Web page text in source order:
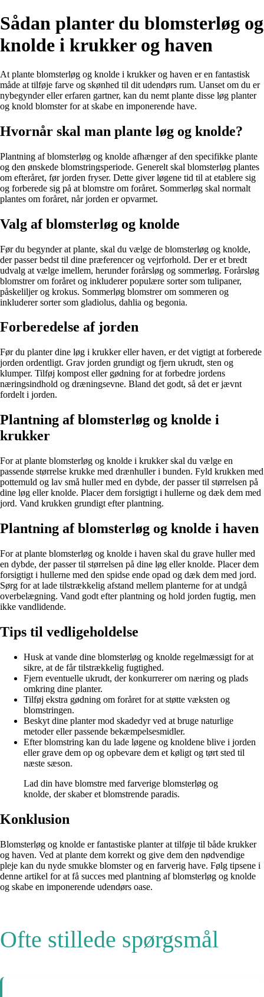
Sådan planter du blomsterløg og
knolde i krukker og haven
At plante blomsterløg og knolde i krukker og haven er en fantastisk
måde at tilføje farve og skønhed til dit udendørs rum. Uanset om du er
nybegynder eller erfaren gartner, kan du nemt plante disse løg planter
og knold blomster for at skabe en imponerende have.
Hvornår skal man plante løg og knolde?
Plantning af blomsterløg og knolde afhænger af den specifikke plante
og den ønskede blomstringsperiode. Generelt skal blomsterløg plantes
om efteråret, før jorden fryser. Dette giver løgene tid til at etablere sig
og forberede sig på at blomstre om foråret. Sommerløg skal normalt
plantes om foråret, når jorden er opvarmet.
Valg af blomsterløg og knolde
Før du begynder at plante, skal du vælge de blomsterløg og knolde,
der passer bedst til dine præferencer og vejrforhold. Der er et bredt
udvalg at vælge imellem, herunder forårsløg og sommerløg. Forårsløg
blomstrer om foråret og inkluderer populære sorter som tulipaner,
påskeliljer og krokus. Sommerløg blomstrer om sommeren og
inkluderer sorter som gladiolus, dahlia og begonia.
Forberedelse af jorden
Før du planter dine løg i krukker eller haven, er det vigtigt at forberede
jorden ordentligt. Grav jorden grundigt og fjern ukrudt, sten og
klumper. Tilføj kompost eller gødning for at forbedre jordens
næringsindhold og dræningsevne. Bland det godt, så det er jævnt
fordelt i jorden.
Plantning af blomsterløg og knolde i
krukker
For at plante blomsterløg og knolde i krukker skal du vælge en
passende størrelse krukke med drænhuller i bunden. Fyld krukken med
pottemuld og lav små huller med en dybde, der passer til størrelsen på
dine løg eller knolde. Placer dem forsigtigt i hullerne og dæk dem med
jord. Vand krukken grundigt efter plantning.
Plantning af blomsterløg og knolde i haven
For at plante blomsterløg og knolde i haven skal du grave huller med
en dybde, der passer til størrelsen på dine løg eller knolde. Placer dem
forsigtigt i hullerne med den spidse ende opad og dæk dem med jord.
Sørg for at lade tilstrækkelig afstand mellem planterne for at undgå
overbelægning. Vand godt efter plantning og hold jorden fugtig, men
ikke vandlidende.
Tips til vedligeholdelse
Husk at vande dine blomsterløg og knolde regelmæssigt for at
sikre, at de får tilstrækkelig fugtighed.
Fjern eventuelle ukrudt, der konkurrerer om næring og plads
omkring dine planter.
Tilføj ekstra gødning om foråret for at støtte væksten og
blomstringen.
Beskyt dine planter mod skadedyr ved at bruge naturlige
metoder eller passende bekæmpelsesmidler.
Efter blomstring kan du lade løgene og knoldene blive i jorden
eller grave dem op og opbevare dem et køligt og tørt sted til
næste sæson.
Lad din have blomstre med farverige blomsterløg og
knolde, der skaber et blomstrende paradis.
Konklusion
Blomsterløg og knolde er fantastiske planter at tilføje til både krukker
og haven. Ved at plante dem korrekt og give dem den nødvendige
pleje kan du nyde smukke blomster og en farverig have. Følg tipsene i
denne artikel for at få succes med plantning af blomsterløg og knolde
og skabe en imponerende udendørs oase.
Ofte stillede spørgsmål